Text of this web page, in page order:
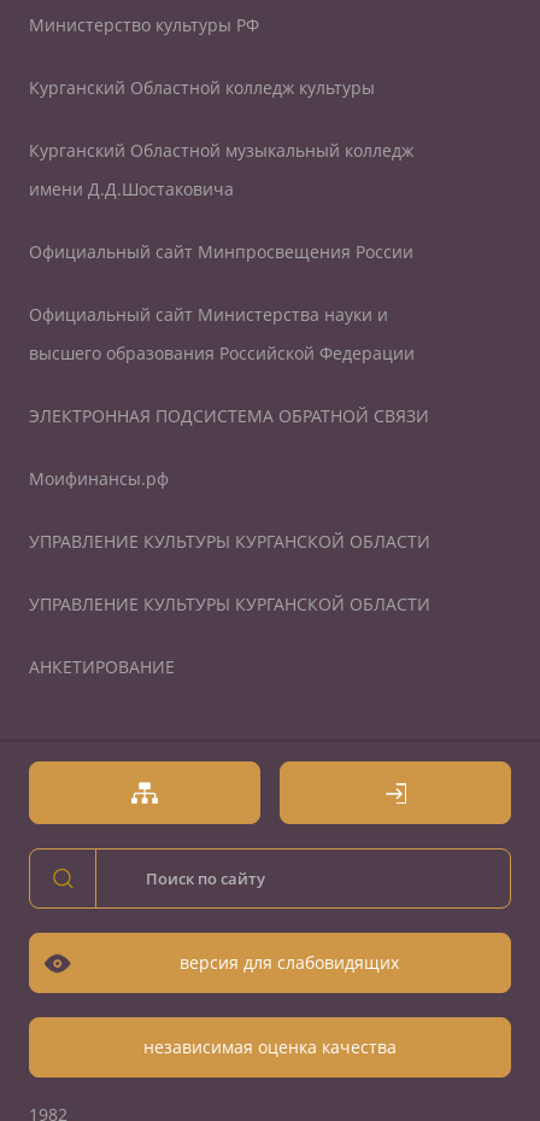
Министерство культуры РФ
Курганский Областной колледж культуры
Курганский Областной музыкальный колледж
имени Д.Д.Шостаковича
Официальный сайт Минпросвещения России
Официальный сайт Министерства науки и
высшего образования Российской Федерации
ЭЛЕКТРОННАЯ ПОДСИСТЕМА ОБРАТНОЙ СВЯЗИ
Моифинансы.рф
УПРАВЛЕНИЕ КУЛЬТУРЫ КУРГАНСКОЙ ОБЛАСТИ
УПРАВЛЕНИЕ КУЛЬТУРЫ КУРГАНСКОЙ ОБЛАСТИ
АНКЕТИРОВАНИЕ
версия для слабовидящих
независимая оценка качества
1982